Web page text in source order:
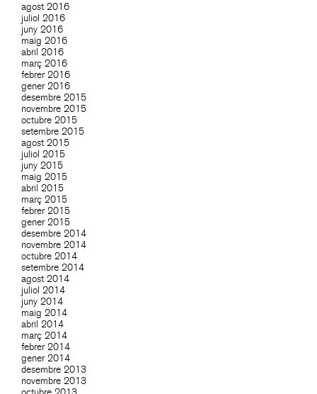
agost 2016
juliol 2016
juny 2016
maig 2016
abril 2016
març 2016
febrer 2016
gener 2016
desembre 2015
novembre 2015
octubre 2015
setembre 2015
agost 2015
juliol 2015
juny 2015
maig 2015
abril 2015
març 2015
febrer 2015
gener 2015
desembre 2014
novembre 2014
octubre 2014
setembre 2014
agost 2014
juliol 2014
juny 2014
maig 2014
abril 2014
març 2014
febrer 2014
gener 2014
desembre 2013
novembre 2013